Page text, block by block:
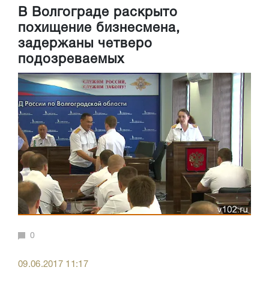
В Волгограде раскрыто
похищение бизнесмена,
задержаны четверо
подозреваемых
0
09.06.2017 11:17